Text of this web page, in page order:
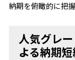
納期を俯瞰的に把
人気グレ
よる納期